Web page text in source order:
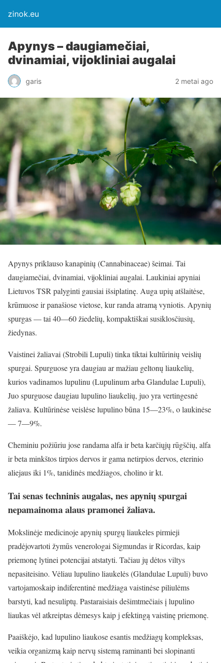
zinok.eu
Apynys – daugiamečiai,
dvinamiai, vijokliniai augalai
garis 2 metai ago
Apynys priklauso kanapinių (Cannabinaceae) šeimai. Tai
daugiamečiai, dvinamiai, vijokliniai augalai. Laukiniai apyniai
Lietuvos TSR palyginti gausiai išsiplatinę. Auga upių atšlaitėse,
krūmuose ir panašiose vietose, kur randa atramą vyniotis. Apynių
spurgas — tai 40—60 žiedelių, kompaktiškai susiklosčiusių,
žiedynas.
Vaistinei žaliavai (Strobili Lupuli) tinka tiktai kultūrinių veislių
spurgai. Spurguose yra daugiau ar mažiau geltonų liaukelių,
kurios vadinamos lupulinu (Lupulinum arba Glandulae Lupuli),
Juo spurguose daugiau lupulino liaukelių, juo yra vertingesnė
žaliava. Kultūrinėse veislėse lupulino būna 15—23%, o laukinėse
— 7—9%.
Cheminiu požiūriu jose randama alfa ir beta karčiųjų rūgščių, alfa
ir beta minkštos tirpios dervos ir gama netirpios dervos, eterinio
aliejaus iki 1%, tanidinės medžiagos, cholino ir kt.
Tai senas techninis augalas, nes apynių spurgai
nepamainoma alaus pramonei žaliava.
Mokslinėje medicinoje apynių spurgų liaukeles pirmieji
pradėjovartoti žymūs venerologai Sigmundas ir Ricordas, kaip
priemonę lytinei potencijai atstatyti. Tačiau jų dėtos viltys
nepasiteisino. Vėliau lupulino liaukelės (Glandulae Lupuli) buvo
vartojamoskaip indiferentinė medžiaga vaistinėse piliulėms
barstyti, kad nesuliptų. Pastaraisiais dešimtmečiais į lupulino
liaukas vėl atkreiptas dėmesys kaip j efektingą vaistinę priemonę.
Paaiškėjo, kad lupulino liaukose esantis medžiagų kompleksas,
veikia organizmą kaip nervų sistemą raminanti bei slopinanti